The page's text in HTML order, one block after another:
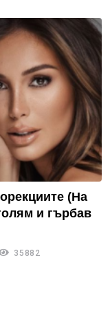
(На
и гърбав
35882